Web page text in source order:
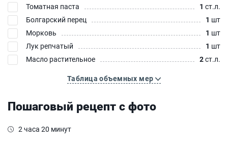
Томатная паста
1 ст.л.
Болгарский перец
1 шт
Морковь
1 шт
Лук репчатый
1 шт
Масло растительное
2ст.л.
Таблица объемных мер
Пошаговый рецепт с фото
2 часа 20 минут